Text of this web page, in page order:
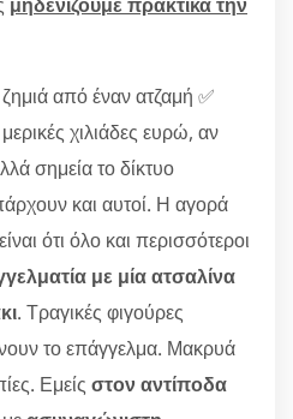
ζημιά από έναν ατζαμή ✅
χιλιάδες ευρώ, αν
σημεία το δίκτυο
και αυτοί. Η αγορά
ότι όλο και περισσότεροι
με μία ατσαλίνα
. Τραγικές φιγούρες
το επάγγελμα. Μακρυά
Εμείς στον αντίποδα